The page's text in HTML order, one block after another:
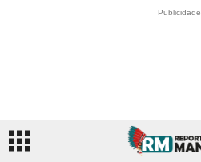
Publicidade